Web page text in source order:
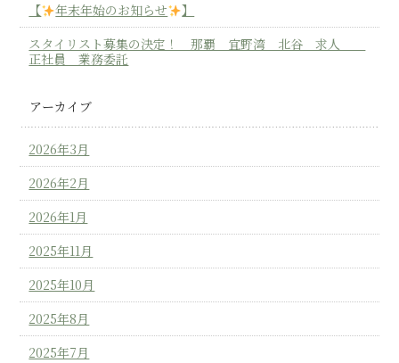
【
年末年始のお知らせ
】
スタイリスト募集の決定！ 那覇 宜野湾 北谷 求人
正社員 業務委託
アーカイブ
2026年3月
2026年2月
2026年1月
2025年11月
2025年10月
2025年8月
2025年7月